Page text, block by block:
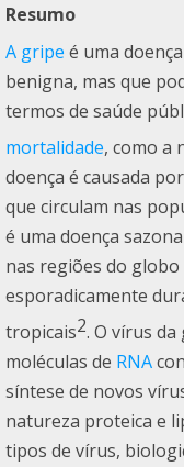
Resumo
A gripe é uma
benigna, mas que
termos de saúde
mortalidade, como a
doença é causada
que circulam nas
é uma doença
nas regiões do
esporadicamente
tropicais2. O vírus
moléculas de RNA
síntese de novos
natureza proteica e
tipos de vírus,